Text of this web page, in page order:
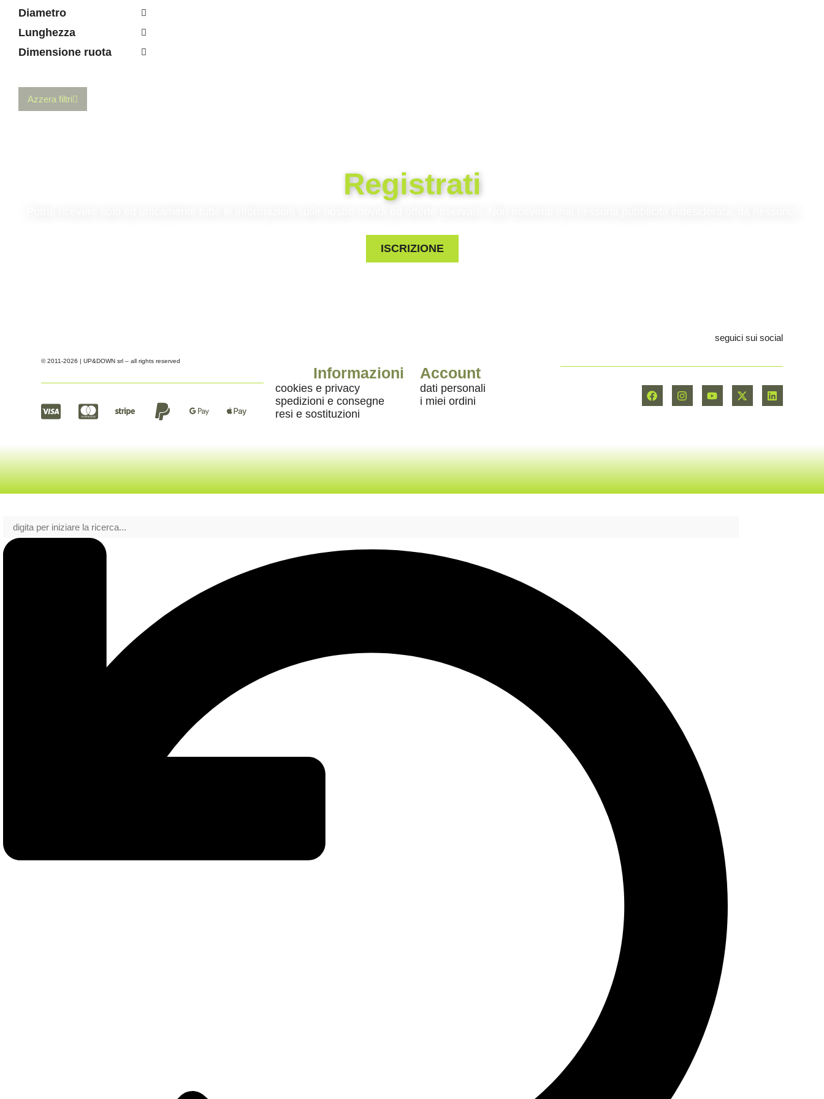
Diametro
Lunghezza
Dimensione ruota
Azzera filtri
Registrati
ISCRIZIONE
© 2011-2026 | UP&DOWN srl – all rights reserved
Informazioni Account
cookies e privacy
spedizioni e consegne
resi e sostituzioni
dati personali
i miei ordini
seguici sui social